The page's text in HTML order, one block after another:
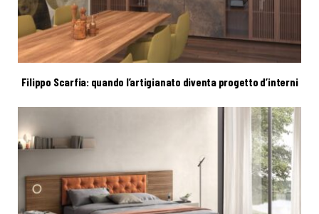
Filippo Scarfia: quando l’artigianato diventa progetto d’interni